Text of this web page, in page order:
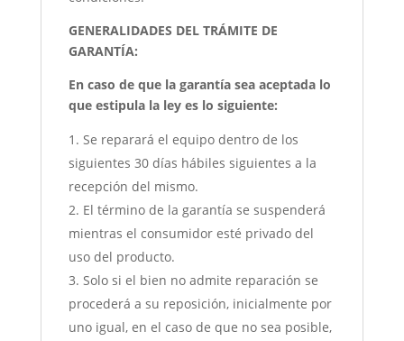
GENERALIDADES DEL TRÁMITE DE
GARANTÍA:
En caso de que la garantía sea aceptada lo
que estipula la ley es lo siguiente:
Se reparará el equipo dentro de los
siguientes 30 días hábiles siguientes a la
recepción del mismo.
El término de la garantía se suspenderá
mientras el consumidor esté privado del
uso del producto.
Solo si el bien no admite reparación se
procederá a su reposición, inicialmente por
uno igual, en el caso de que no sea posible,